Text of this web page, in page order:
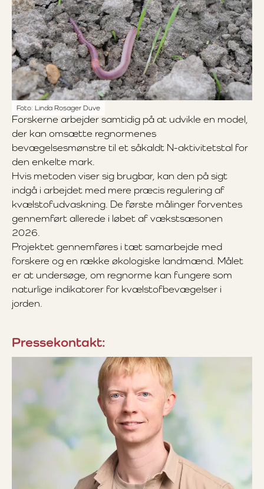
Foto: Linda Rosager Duve
Forskerne arbejder samtidig på at udvikle en model,
der kan omsætte regnormenes
bevægelsesmønstre til et såkaldt N-aktivitetstal for
den enkelte mark.
Hvis metoden viser sig brugbar, kan den på sigt
indgå i arbejdet med mere præcis regulering af
kvælstofudvaskning. De første målinger forventes
gennemført allerede i løbet af vækstsæsonen
2026.
Projektet gennemføres i tæt samarbejde med
forskere og en række økologiske landmænd. Målet
er at undersøge, om regnorme kan fungere som
naturlige indikatorer for kvælstofbevægelser i
jorden.
Pressekontakt:
Læs mere om Morten Winther Vestenaa